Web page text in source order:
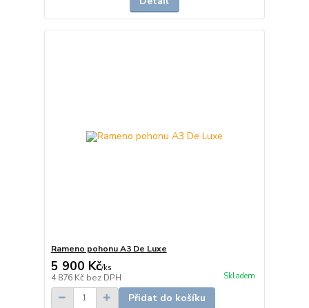
Rameno pohonu A3 De Luxe
5 900 Kč/ks
4 876 Kč bez DPH Skladem
Přidat do košíku